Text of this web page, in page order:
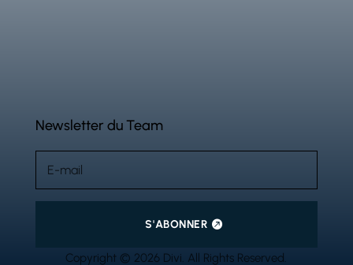
Newsletter du Team
S'ABONNER
Copyright © 2026 Divi. All Rights Reserved.